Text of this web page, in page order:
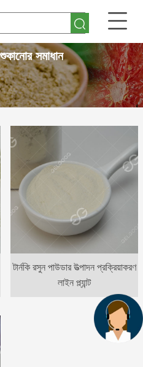
সমাধান
টার্নকি রসুন পাউডার উত্পাদন প্রক্রিয়াকরণ
লাইন প্ল্যান্ট